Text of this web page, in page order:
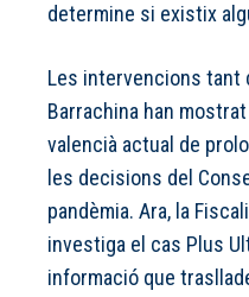
determine si existix
Les intervencions tant
Barrachina han
valencià actual de
les decisions del
pandèmia. Ara, la
investiga el cas Plus
informació que